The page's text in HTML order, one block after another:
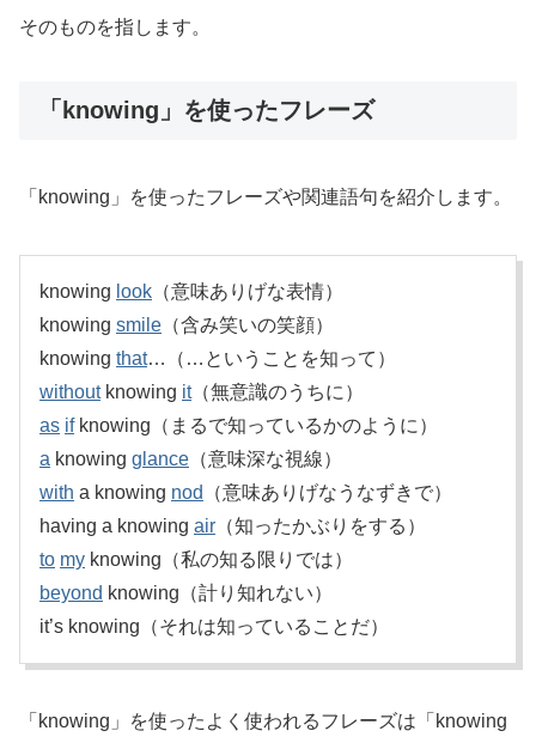
そのものを指します。
「knowing」を使ったフレーズ
「knowing」を使ったフレーズや関連語句を紹介します。
knowing look （意味ありげな表情）
knowing smile （含み笑いの笑顔）
knowing that…（…ということを知って）
withoutknowing it（無意識のうちに）
as ifknowing（まるで知っているかのように）
a knowing glance （意味深な視線）
with a knowing nod
（意味ありげなうなずきで）
having a knowing air （知ったかぶりをする）
to my knowing（私の知る限りでは）
beyond knowing（計り知れない）
it’s knowing（それは知っていることだ）
「knowing」を使ったよく使われるフレーズは「knowing